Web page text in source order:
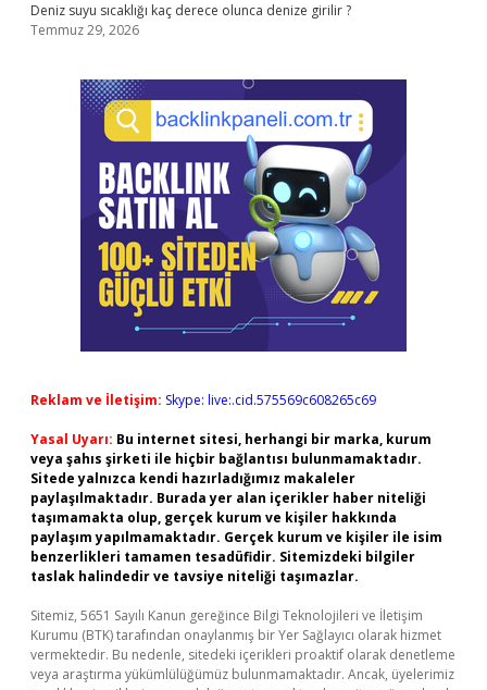
Deniz suyu sıcaklığı kaç derece olunca denize girilir ?
Temmuz 29, 2026
Reklam ve İletişim: Skype: live:.cid.575569c608265c69
Yasal Uyarı: Bu internet sitesi, herhangi bir marka, kurum
veya şahıs şirketi ile hiçbir bağlantısı bulunmamaktadır.
Sitede yalnızca kendi hazırladığımız makaleler
paylaşılmaktadır. Burada yer alan içerikler haber niteliği
taşımamakta olup, gerçek kurum ve kişiler hakkında
paylaşım yapılmamaktadır. Gerçek kurum ve kişiler ile isim
benzerlikleri tamamen tesadüfidir. Sitemizdeki bilgiler
taslak halindedir ve tavsiye niteliği taşımazlar.
Sitemiz, 5651 Sayılı Kanun gereğince Bilgi Teknolojileri ve İletişim
Kurumu (BTK) tarafından onaylanmış bir Yer Sağlayıcı olarak hizmet
vermektedir. Bu nedenle, sitedeki içerikleri proaktif olarak denetleme
veya araştırma yükümlülüğümüz bulunmamaktadır. Ancak, üyelerimiz